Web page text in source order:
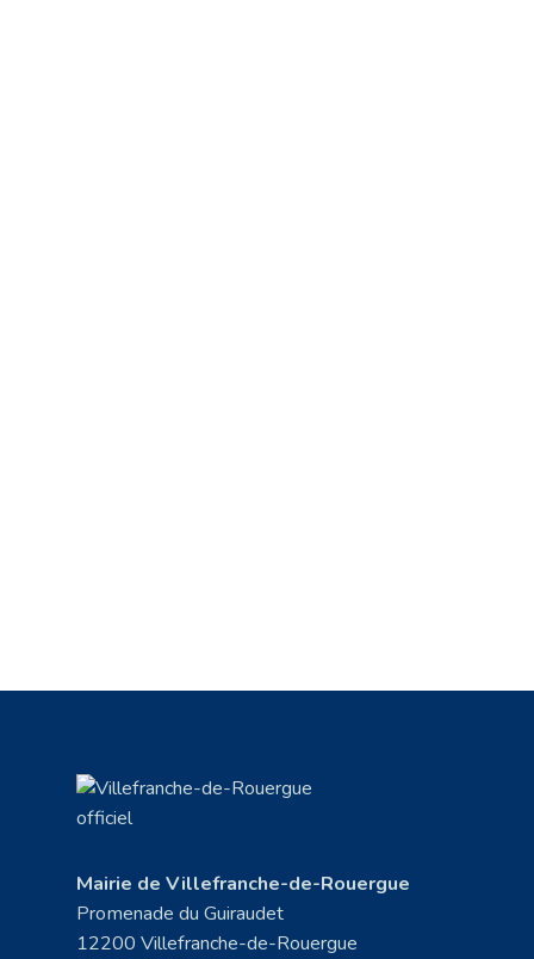
Mairie de Villefranche-de-Rouergue
Promenade du Guiraudet
12200 Villefranche-de-Rouergue